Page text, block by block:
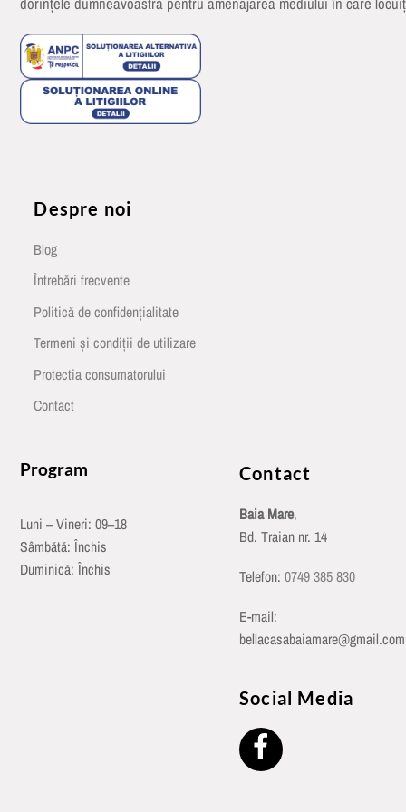
dorințele dumneavoastră pentru amenajarea mediului în care
Despre noi
Blog
Întrebări frecvente
Politică de confidențialitate
Termeni și condiții de utilizare
Protectia consumatorului
Contact
Program
Luni – Vineri: 09–18
Sâmbătă: Închis
Duminică: Închis
Contact
Baia Mare,
Bd. Traian nr. 14
Telefon: 0749 385 830
E-mail:
bellacasabaiamare@gmail.com
Social Media